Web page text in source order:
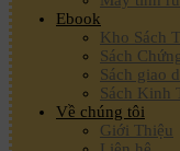
Ebook
Kho Sách
Sách
Sách giao
Sách Kinh
Về chúng tôi
Giới Thiệu